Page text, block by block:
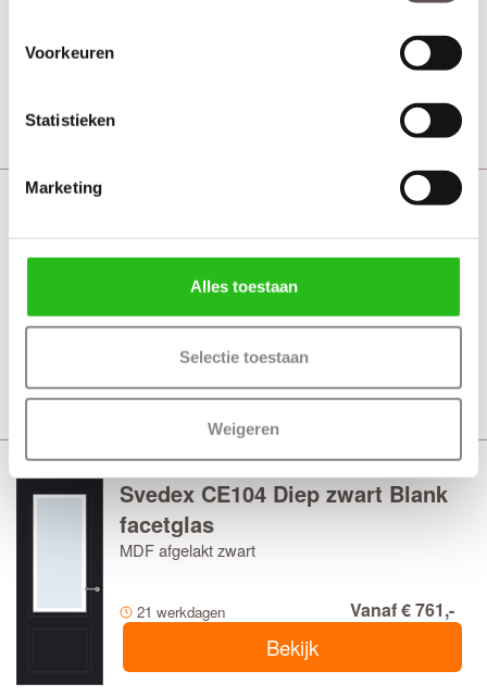
Voorkeuren
Statistieken
Marketing
Alles toestaan
Selectie toestaan
Weigeren
Vanaf € 553,-
glas
MDF afgelakt zwart
Svedex CE104 Diep zwart Blank
facetglas
MDF afgelakt zwart
21 werkdagen Vanaf € 761,-
Bekijk